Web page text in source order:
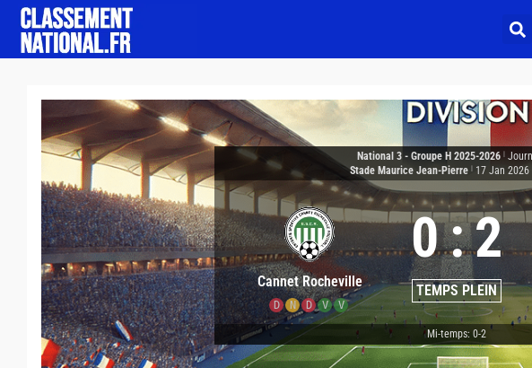
National 3 - Groupe H 2025-2026
Stade Maurice Jean-Pierre
17 Jan 2026
Cannet Rocheville
D N D V V
0:2
TEMPS PLEIN
Mi-temps: 0-2